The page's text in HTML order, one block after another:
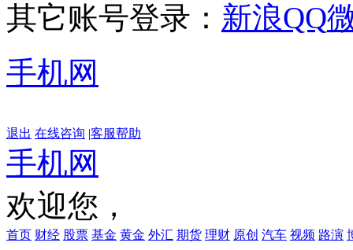
其它账号登录： 新浪QQ
手机网
退出 在线咨询 |客服帮助
手机网
欢迎您，
首页 财经 股票 基金 黄金 外汇 期货 理财 原创 汽车 视频 路演